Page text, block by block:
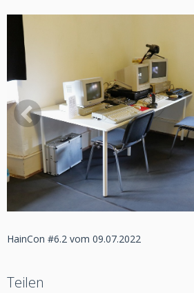
HainCon #6.2 vom 09.07.2022
Teilen